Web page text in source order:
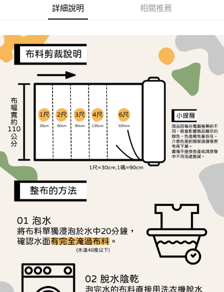
１．簡單：不需註冊會員、不需綁卡、不需儲值。
３．安心：先確認商品／服務後，再付款。
【「AFTEE先享後付」結帳流程】
１．於結帳方式選擇「AFTEE先享後付」後，將跳轉至「AFTEE先享後付」
結帳頁面，進行簡訊認證並確認金額後，即可完成結帳。
２．訂單成立數日內，您將收到繳費通知簡訊。
３．收到繳費通知簡訊後14天內，點擊此簡訊中的連結，可透過四大超商／
ATM／網路銀行／等多元方式進行付款，方視為交易完成。
※ 請注意：結帳手續完成當下不需立刻繳費，但若您需要取消訂單，請聯絡
購買商品的店家。未經商家同意取消之訂單仍視為有效，需透過AFTEE先享
後付繳納相關費用。
※ 交易是否成功請以「AFTEE先享後付 」之結帳頁面顯示為準，若有關於
是否繳費成功／繳費後需取消欲退款等相關疑問，請聯繫「AFTEE先享後付
客戶支援中心」 https://netprotections.freshdesk.com/support/home
【注意事項】
１．透過由恩沛科技股份有限公司提供之「AFTEE先享後付」服務完成之交
易，需依本服務之必要範圍內提供個人資料，並將交易相關給付款項請求債
權轉讓予恩沛科技股份有限公司。
https://aftee.tw/terms/#terms3
３．未成年的使用者請事先徵得法定代理人或監護人之同意方可使用
「AFTEE先享後付」，若未經同意申辦者引起之損失，本公司不負相關責
任。
４．使用「AFTEE先享後付」時，將依據個別帳號之用戶狀況，依本公司即
時審查核予不同之上限額度；若仍有額度不足之情形，本公司將視審查結果
請求用戶進行身份認證。
５．嚴禁一人註冊多個帳號或使用他人資訊註冊。若發現惡意使用之情形，
恩沛科技股份有限公司將有權停止該用戶之使用額度並採取法律行動。
全家取貨付款
每筆NT$65，滿NT$1,500(含以上)免運費
每筆NT$65，滿NT$1,500(含以上)免運費
宅配
每筆NT$150，滿NT$1,500(含以上)免運費
離島宅配
每筆NT$240
詳細說明 相關推薦